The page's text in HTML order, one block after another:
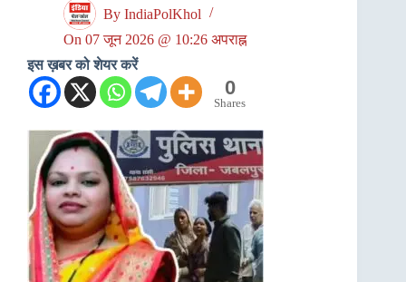
By IndiaPolKhol
On 07 जून 2026 @ 10:26 अपराह्न
इस ख़बर को शेयर करें
0
Shares